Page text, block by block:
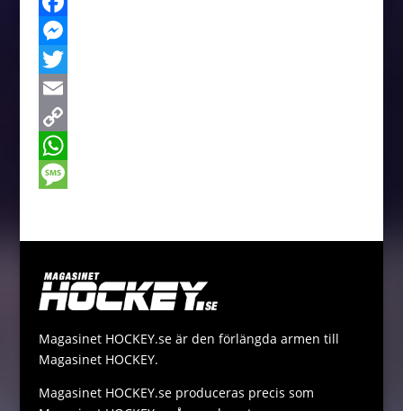
F
a
c
e
b
o
M
e
s
s
e
r
T
w
t
E
m
a
C
o
i
k
W
s
p
s
g
Magasinet HOCKEY.se är den förlängda armen till
Magasinet HOCKEY.
Magasinet HOCKEY.se produceras precis som